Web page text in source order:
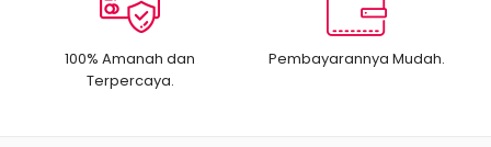
100% Amanah dan
Terpercaya.
Pembayarannya Mudah.